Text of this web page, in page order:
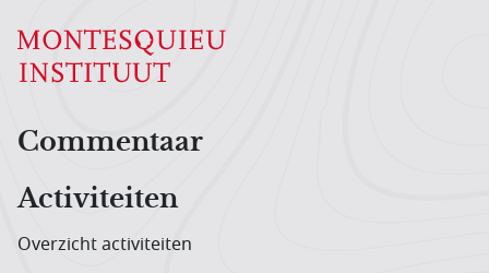
Hoofdnavigatiemenu
Commentaar
Activiteiten
Overzicht activiteiten